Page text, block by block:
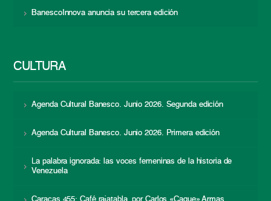
BanescoInnova anuncia su tercera edición
CULTURA
Agenda Cultural Banesco. Junio 2026. Segunda edición
Agenda Cultural Banesco. Junio 2026. Primera edición
La palabra ignorada: las voces femeninas de la historia de
Venezuela
Caracas 455: Café rajatabla, por Carlos «Caque» Armas